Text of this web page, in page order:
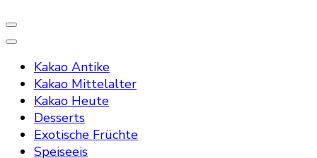
Kakao Antike
Kakao Mittelalter
Kakao Heute
Desserts
Exotische Früchte
Speiseeis